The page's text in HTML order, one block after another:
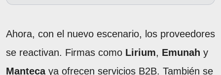
Ahora, con el nuevo escenario, los proveedores
se reactivan. Firmas como Lirium, Emunah y
Mantecaya ofrecen servicios B2B. También se